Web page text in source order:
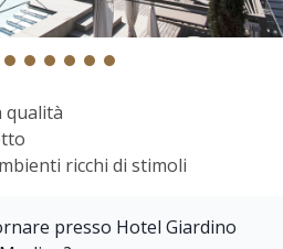
qualità
ricchi di stimoli
presso Hotel Giardino